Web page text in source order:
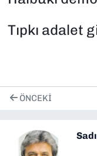
Tıpkı adalet
ÖNCEKI